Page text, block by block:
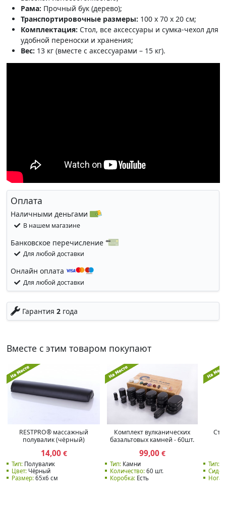
Рама: Прочный бук (дерево);
Транспортировочные размеры: 100 x 70 x 20 см;
Комплектация: Стол, все аксессуары и сумка-чехол для
удобной переноски и хранения;
Вес: 13 кг (вместе с аксессуарами – 15 кг).
Оплата
Наличными деньгами
В нашем магазине
Банковское перечисление
Для любой доставки
Онлайн оплата
Для любой доставки
Гарантия 2года
Вместе с этим товаром покупают
RESTPRO® массажный
полувалик (чёрный)
14,00€
Тип:Полувалик
Цвет:Чёрный
Размер:65x6 см
Комплект вулканических
базальтовых камней - 60шт.
99,00€
Тип:Камни
Количество:60 шт.
Коробка:Есть
Тип:
Нога: